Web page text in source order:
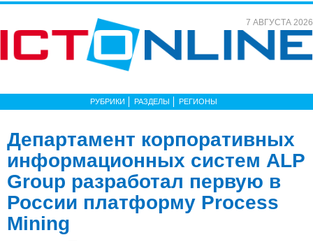
7 АВГУСТА 2026
РУБРИКИ РАЗДЕЛЫ РЕГИОНЫ
Департамент корпоративных
информационных систем ALP
Group разработал первую в
России платформу Process
Mining